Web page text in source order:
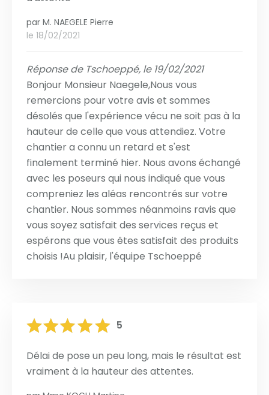
par M. NAEGELE Pierre
le 18/02/2021
Réponse de Tschoeppé, le 19/02/2021
Bonjour Monsieur Naegele,Nous vous
remercions pour votre avis et sommes
désolés que l'expérience vécu ne soit pas à la
hauteur de celle que vous attendiez. Votre
chantier a connu un retard et s'est
finalement terminé hier. Nous avons échangé
avec les poseurs qui nous indiqué que vous
compreniez les aléas rencontrés sur votre
chantier. Nous sommes néanmoins ravis que
vous soyez satisfait des services reçus et
espérons que vous êtes satisfait des produits
choisis !Au plaisir, l'équipe Tschoeppé
5
Délai de pose un peu long, mais le résultat est
vraiment à la hauteur des attentes.